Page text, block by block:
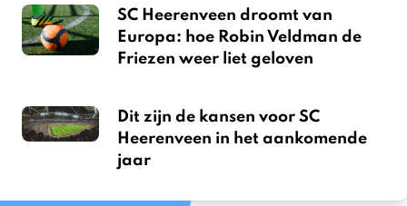
SC Heerenveen droomt van
Europa: hoe Robin Veldman de
Friezen weer liet geloven
Dit zijn de kansen voor SC
Heerenveen in het aankomende
jaar